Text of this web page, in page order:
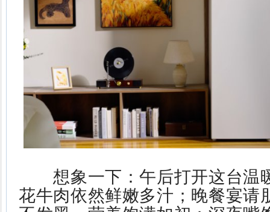
想象一下：午后打开这台温
花牛肉依然鲜嫩多汁；晚餐宴请